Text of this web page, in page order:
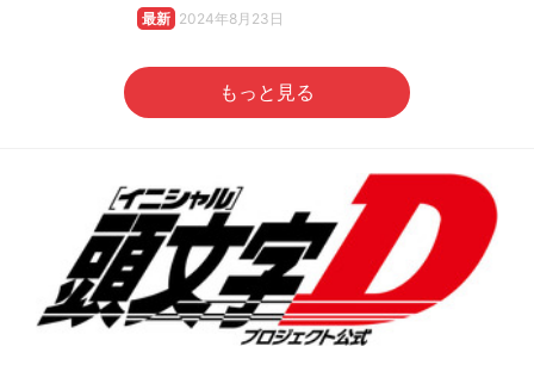
最新 2024年8月23日
もっと見る